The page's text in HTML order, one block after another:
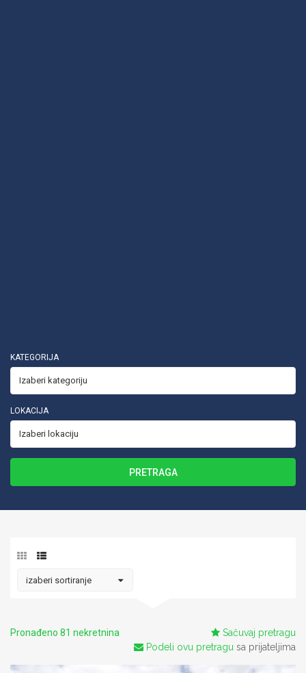
KATEGORIJA
LOKACIJA
PRETRAGA
Pronađeno 81 nekretnina
Sačuvaj pretragu
Podeli ovu pretragu sa prijateljima